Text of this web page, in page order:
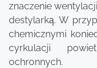
znaczenie
destylarką. W
chemicznymi
cyrkulacji
ochronnych.